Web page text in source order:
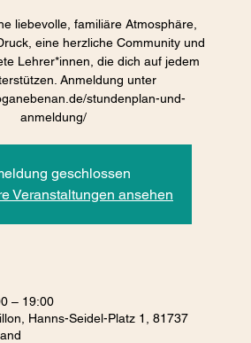
liebevolle, familiäre Atmosphäre,
eine herzliche Community und
Lehrer*innen, die dich auf jedem
Anmeldung unter
stundenplan-und-
anmeldung/
geschlossen
Veranstaltungen ansehen
– 19:00
Hanns-Seidel-Platz 1, 81737